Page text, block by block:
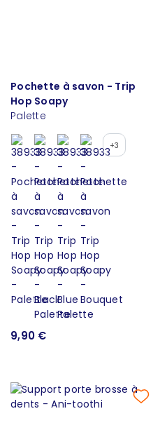
Pochette à savon - Trip
Hop Soapy
Palette
+3
9,90 €